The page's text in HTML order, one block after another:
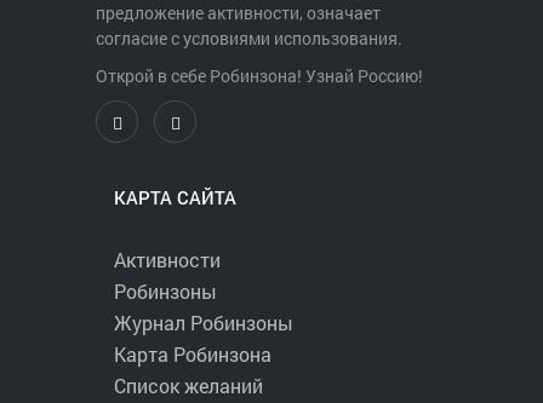
предложение активности, означает
согласие с условиями использования.
Открой в себе Робинзона! Узнай Россию!
КАРТА САЙТА
Активности
Робинзоны
Журнал Робинзоны
Карта Робинзона
Список желаний